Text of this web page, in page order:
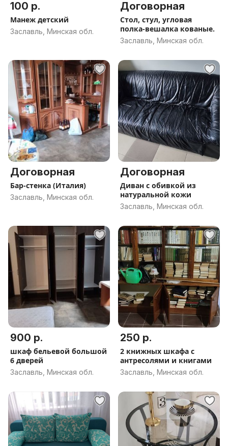
100 р.
Манеж детский
Заславль, Минская обл.
Договорная
Стол, стул, угловая
полка-вешалка кованые.
Заславль, Минская обл.
Договорная
Бар-стенка (Италия)
Заславль, Минская обл.
Договорная
Диван с обивкой из
натуральной кожи
Заславль, Минская обл.
900 р.
шкаф бельевой большой
6 дверей
Заславль, Минская обл.
250 р.
2 книжных шкафа с
антресолями и книгами
Заславль, Минская обл.